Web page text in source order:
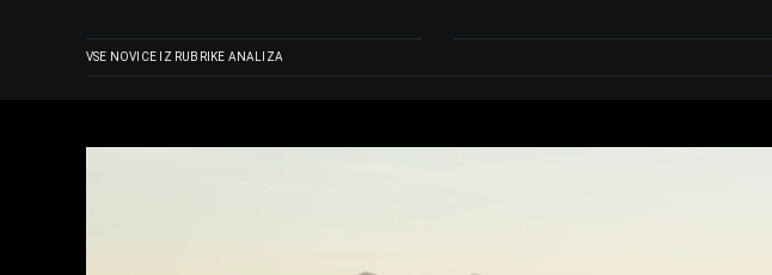
VSE NOVICE IZ RUBRIKE ANALIZA